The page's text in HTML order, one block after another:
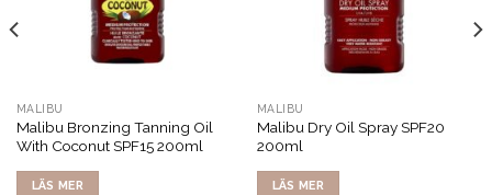
MALIBU
Malibu Bronzing Tanning Oil
With Coconut SPF15 200ml
LÄS MER
MALIBU
Malibu Dry Oil Spray SPF20
200ml
LÄS MER